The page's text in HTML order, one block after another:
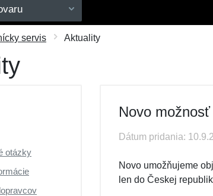
servis Aktuality
otázky
Novo
Dátum pridania:
Novo umožňujeme
len do Českej